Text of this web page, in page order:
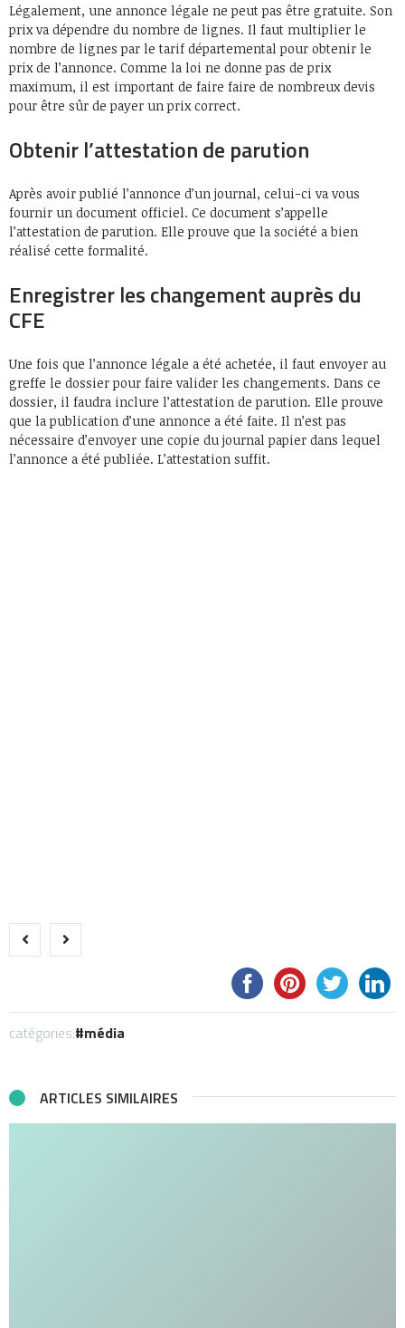
Légalement, une annonce légale ne peut pas être gratuite. Son
prix va dépendre du nombre de lignes. Il faut multiplier le
nombre de lignes par le tarif départemental pour obtenir le
prix de l’annonce. Comme la loi ne donne pas de prix
maximum, il est important de faire faire de nombreux devis
pour être sûr de payer un prix correct.
Obtenir l’attestation de parution
Après avoir publié l’annonce d’un journal, celui-ci va vous
fournir un document officiel. Ce document s’appelle
l’attestation de parution. Elle prouve que la société a bien
réalisé cette formalité.
Enregistrer les changement auprès du
CFE
Une fois que l’annonce légale a été achetée, il faut envoyer au
greffe le dossier pour faire valider les changements. Dans ce
dossier, il faudra inclure l’attestation de parution. Elle prouve
que la publication d’une annonce a été faite. Il n’est pas
nécessaire d’envoyer une copie du journal papier dans lequel
l’annonce a été publiée. L’attestation suffit.
catégories: média
ARTICLES SIMILAIRES